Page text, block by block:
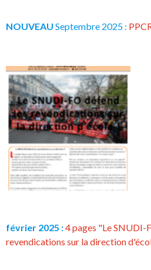
NOUVEAU Septembre 2025 :
février 2025 :4 pages "Le SNUDI-
revendications sur la direction